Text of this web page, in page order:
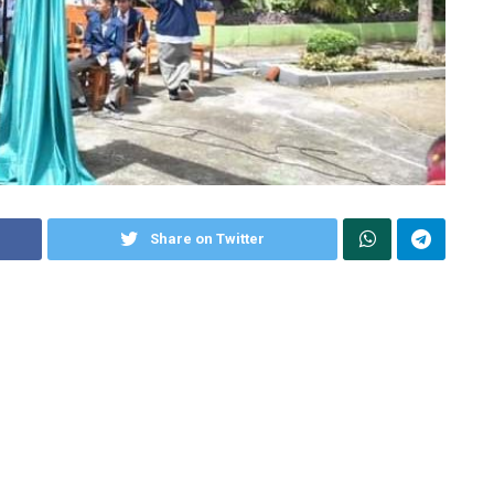
Share on Twitter